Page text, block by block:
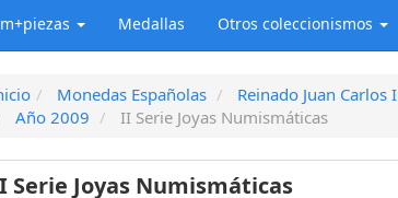
Medallas Otros coleccionismos
Monedas Españolas Reinado Juan Carlos I
Año 2009
II Serie Joyas Numismáticas
Serie Joyas Numismáticas